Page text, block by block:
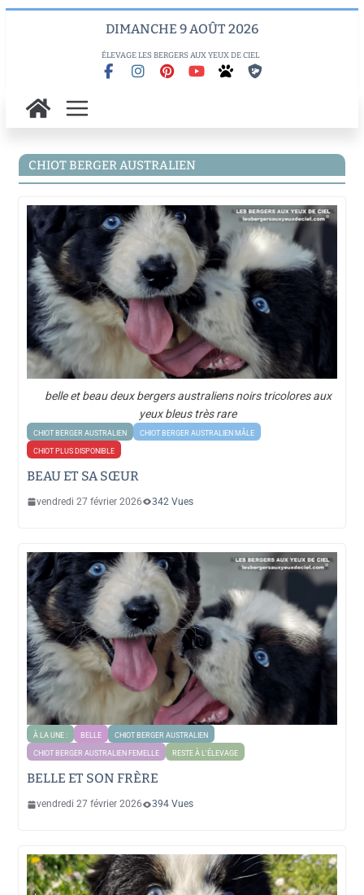
DIMANCHE 9 AOÛT 2026
ÉLEVAGE LES BERGERS AUX YEUX DE CIEL
CHIOT BERGER AUSTRALIEN
belle et beau deux bergers australiens noirs tricolores aux
yeux bleus très rare
CHIOT BERGER AUSTRALIEN CHIOT BERGER AUSTRALIEN MÂLE
CHIOT PLUS DISPONIBLE
BEAU ET SA SŒUR
vendredi 27 février 2026 342 Vues
À LA UNE : BELLE CHIOT BERGER AUSTRALIEN
CHIOT BERGER AUSTRALIEN FEMELLE RESTE À L'ÉLEVAGE
BELLE ET SON FRÈRE
vendredi 27 février 2026 394 Vues